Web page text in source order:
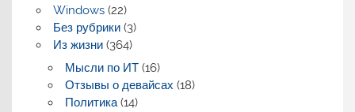
Windows(22)
Без рубрики(3)
Из жизни(364)
Мысли по ИТ(16)
Отзывы о девайсах (18)
Политика(14)